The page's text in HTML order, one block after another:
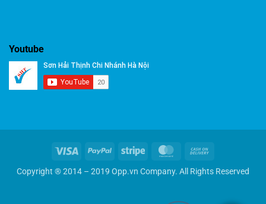
Youtube
Visa PayPal Stripe MasterCard
Delivery
Copyright ® 2014 – 2019 Opp.vn Company. All Rights Reserved